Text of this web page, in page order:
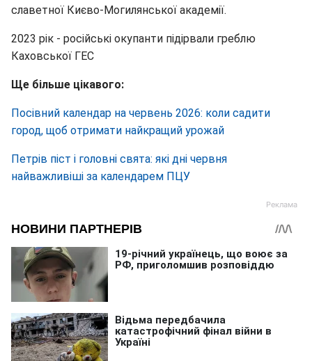
славетної Києво-Могилянської академії.
2023 рік - російські окупанти підірвали греблю
Каховської ГЕС
Ще більше цікавого:
Посівний календар на червень 2026: коли садити
город, щоб отримати найкращий урожай
Петрів піст і головні свята: які дні червня
найважливіші за календарем ПЦУ